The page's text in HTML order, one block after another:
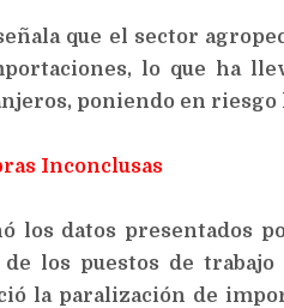
que el sector
lo que ha
poniendo en
Inconclusas
los datos presentados
los puestos de
la paralización de